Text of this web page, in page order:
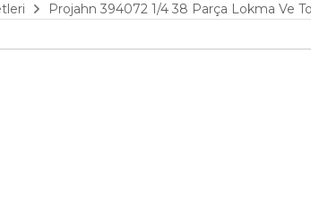
Projahn 394072 1/4 38 Parça Lokma Ve